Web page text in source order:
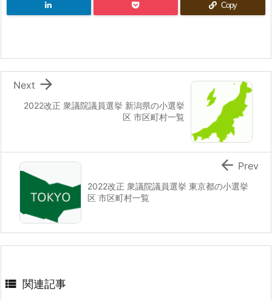
Copy
2022改正 衆議院議員選挙 新潟県の小選挙
区 市区町村一覧

Next
2022改正 衆議院議員選挙 東京都の小選挙
区 市区町村一覧
 Prev
 関連記事